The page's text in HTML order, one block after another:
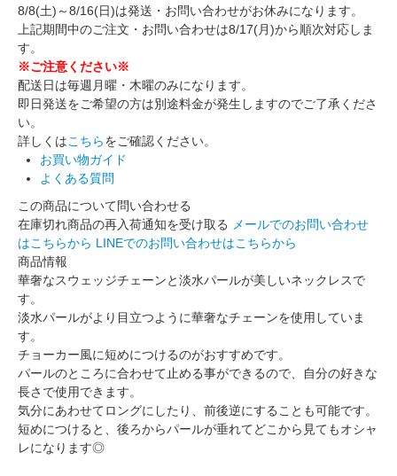
8/8(土)～8/16(日)は発送・お問い合わせがお休みになります。
上記期間中のご注文・お問い合わせは8/17(月)から順次対応しま
す。
※ご注意ください※
配送日は毎週月曜・木曜のみになります。
即日発送をご希望の方は別途料金が発生しますのでご了承くださ
い。
詳しくはこちらをご確認ください。
お買い物ガイド
よくある質問
この商品について問い合わせる
在庫切れ商品の再入荷通知を受け取る
メールでのお問い合わせ
はこちらから LINEでのお問い合わせはこちらから
商品情報
華奢なスウェッジチェーンと淡水パールが美しいネックレスで
す。
淡水パールがより目立つように華奢なチェーンを使用していま
す。
チョーカー風に短めにつけるのがおすすめです。
パールのところに合わせて止める事ができるので、自分の好きな
長さで使用できます。
気分にあわせてロングにしたり、前後逆にすることも可能です。
短めにつけると、後ろからパールが垂れてどこから見てもオシャ
レになります◎